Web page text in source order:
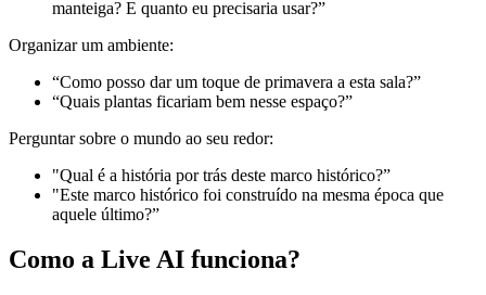
manteiga? E quanto eu precisaria usar?”
Organizar um ambiente:
“Como posso dar um toque de primavera a esta sala?”
“Quais plantas ficariam bem nesse espaço?”
Perguntar sobre o mundo ao seu redor:
"Qual é a história por trás deste marco histórico?”
"Este marco histórico foi construído na mesma época que
aquele último?”
Como a Live AI funciona?